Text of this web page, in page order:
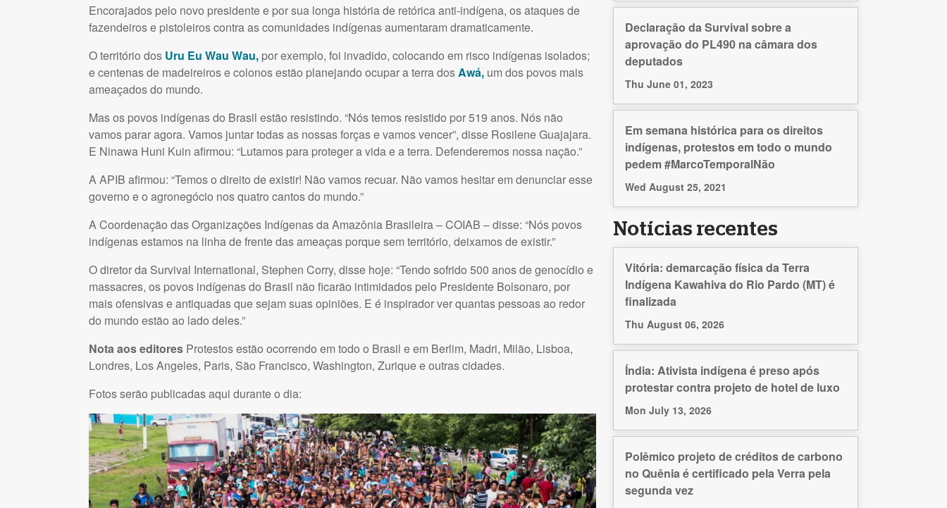
Encorajados pelo novo presidente e por sua longa história de retórica anti-indígena, os ataques de
fazendeiros e pistoleiros contra as comunidades indígenas aumentaram dramaticamente.
O território dos Uru Eu Wau Wau,por exemplo, foi invadido, colocando em risco indígenas isolados;
e centenas de madeireiros e colonos estão planejando ocupar a terra dosAwá,um dos povos mais
ameaçados do mundo.
Mas os povos indígenas do Brasil estão resistindo. “Nós temos resistido por 519 anos. Nós não
vamos parar agora. Vamos juntar todas as nossas forças e vamos vencer”, disse Rosilene Guajajara.
E Ninawa Huni Kuin afirmou: “Lutamos para proteger a vida e a terra. Defenderemos nossa nação.”
AAPIB afirmou: “Temos o direito de existir! Não vamos recuar. Não vamos hesitar em denunciar esse
governo e o agronegócio nos quatro cantos do mundo.”
A Coordenação das Organizações Indígenas da Amazônia Brasileira –COIAB – disse: “Nós povos
indígenas estamos na linha de frente das ameaças porque sem território, deixamos de existir.”
O diretor da Survival International, Stephen Corry, disse hoje: “Tendo sofrido 500 anos de genocídio e
massacres, os povos indígenas do Brasil não ficarão intimidados pelo Presidente Bolsonaro, por
mais ofensivas e antiquadas que sejam suas opiniões. E é inspirador ver quantas pessoas ao redor
do mundo estão ao lado deles.”
Nota aos editoresProtestos estão ocorrendo em todo o Brasil e em Berlim, Madri, Milão, Lisboa,
Londres, Los Angeles, Paris, São Francisco, Washington, Zurique e outras cidades.
Fotos serão publicadas aqui durante o dia:
Declaração da Survival sobre a
aprovação do PL490 na câmara dos
deputados
Thu June 01, 2023
Em semana histórica para os direitos
indígenas, protestos em todo o mundo
pedem #MarcoTemporalNão
Wed August 25, 2021
Notícias recentes
Vitória: demarcação física da Terra
Indígena Kawahiva do Rio Pardo (MT) é
finalizada
Thu August 06, 2026
Índia: Ativista indígena é preso após
protestar contra projeto de hotel de luxo
Mon July 13, 2026
Polêmico projeto de créditos de carbono
no Quênia é certificado pela Verra pela
segunda vez